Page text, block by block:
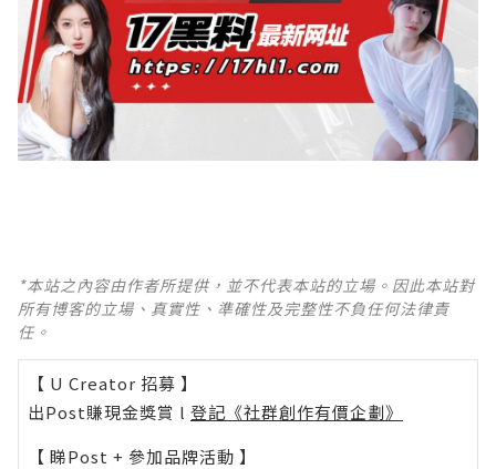
*本站之內容由作者所提供，並不代表本站的立場。因此本站對
所有博客的立場、真實性、準確性及完整性不負任何法律責
任。
【 U Creator 招募 】
出Post賺現金獎賞 l 登記《社群創作有價企劃》
【 睇Post + 參加品牌活動 】